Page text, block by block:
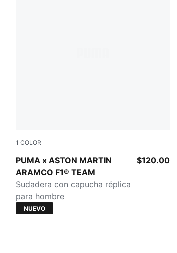
1 COLOR
PUMA x ASTON MARTIN
ARAMCO F1® TEAM
Green Lux
Sudadera con capucha réplica
para hombre
$120.00
NUEVO